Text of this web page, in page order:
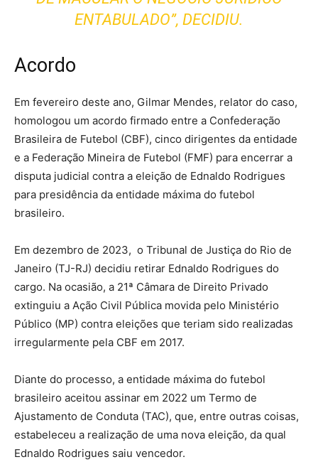
ENTABULADO”, DECIDIU.
Acordo
Em fevereiro deste ano, Gilmar Mendes, relator do caso,
homologou um acordo firmado entre a Confederação
Brasileira de Futebol (CBF), cinco dirigentes da entidade
e a Federação Mineira de Futebol (FMF) para encerrar a
disputa judicial contra a eleição de Ednaldo Rodrigues
para presidência da entidade máxima do futebol
brasileiro.
Em dezembro de 2023, o Tribunal de Justiça do Rio de
Janeiro (TJ-RJ) decidiu retirar Ednaldo Rodrigues do
cargo. Na ocasião, a 21ª Câmara de Direito Privado
extinguiu a Ação Civil Pública movida pelo Ministério
Público (MP) contra eleições que teriam sido realizadas
irregularmente pela CBF em 2017.
Diante do processo, a entidade máxima do futebol
brasileiro aceitou assinar em 2022 um Termo de
Ajustamento de Conduta (TAC), que, entre outras coisas,
estabeleceu a realização de uma nova eleição, da qual
Ednaldo Rodrigues saiu vencedor.